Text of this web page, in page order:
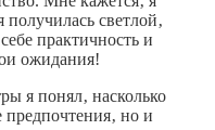
светлой‚
практичность и
ожидания!
я понял‚ насколько
но и